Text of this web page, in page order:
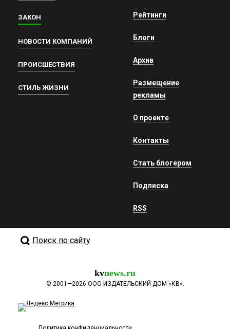
ЗАКОН
НОВОСТИ КОМПАНИЙ
ПРОИСШЕСТВИЯ
СТИЛЬ ЖИЗНИ
Рейтинги
Блоги
Архив
Размещение
рекламы
О проекте
Контакты
Стать блогером
Подписка
RSS
Поиск по сайту
kvnews.ru
© 2001—2026 ООО ИЗДАТЕЛЬСКИЙ ДОМ «КВ».